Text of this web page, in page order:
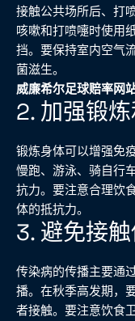
接触公共场所后、打
咳嗽和打喷嚏时使用
挡。要保持室内空气
菌滋生。
威廉希尔足球赔率网
2. 加强锻
锻炼身体可以增强免
慢跑、游泳、骑自行
抗力。要注意合理饮
体的抵抗力。
3. 避免接
传染病的传播主要通
播。在秋季高发期，
者接触。要注意饮食